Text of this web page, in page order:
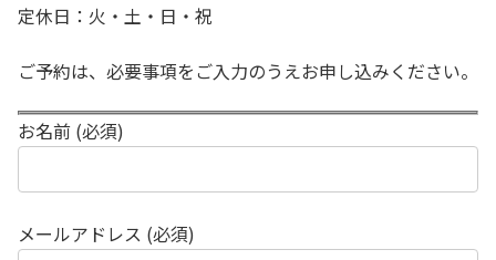
定休日：火・土・日・祝
ご予約は、必要事項をご入力のうえお申し込みください。
お名前 (必須)
メールアドレス (必須)